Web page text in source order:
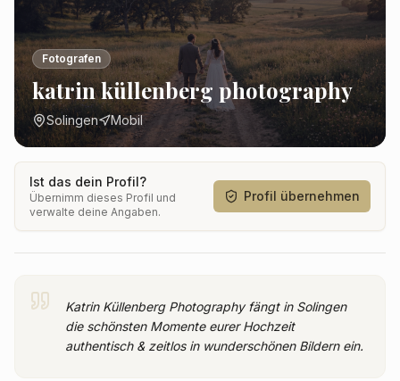
Fotografen
katrin küllenberg photography
Solingen Mobil
Ist das dein Profil?
Übernimm dieses Profil und
verwalte deine Angaben.
Profil übernehmen
Katrin Küllenberg Photography fängt in Solingen
die schönsten Momente eurer Hochzeit
authentisch & zeitlos in wunderschönen Bildern ein.